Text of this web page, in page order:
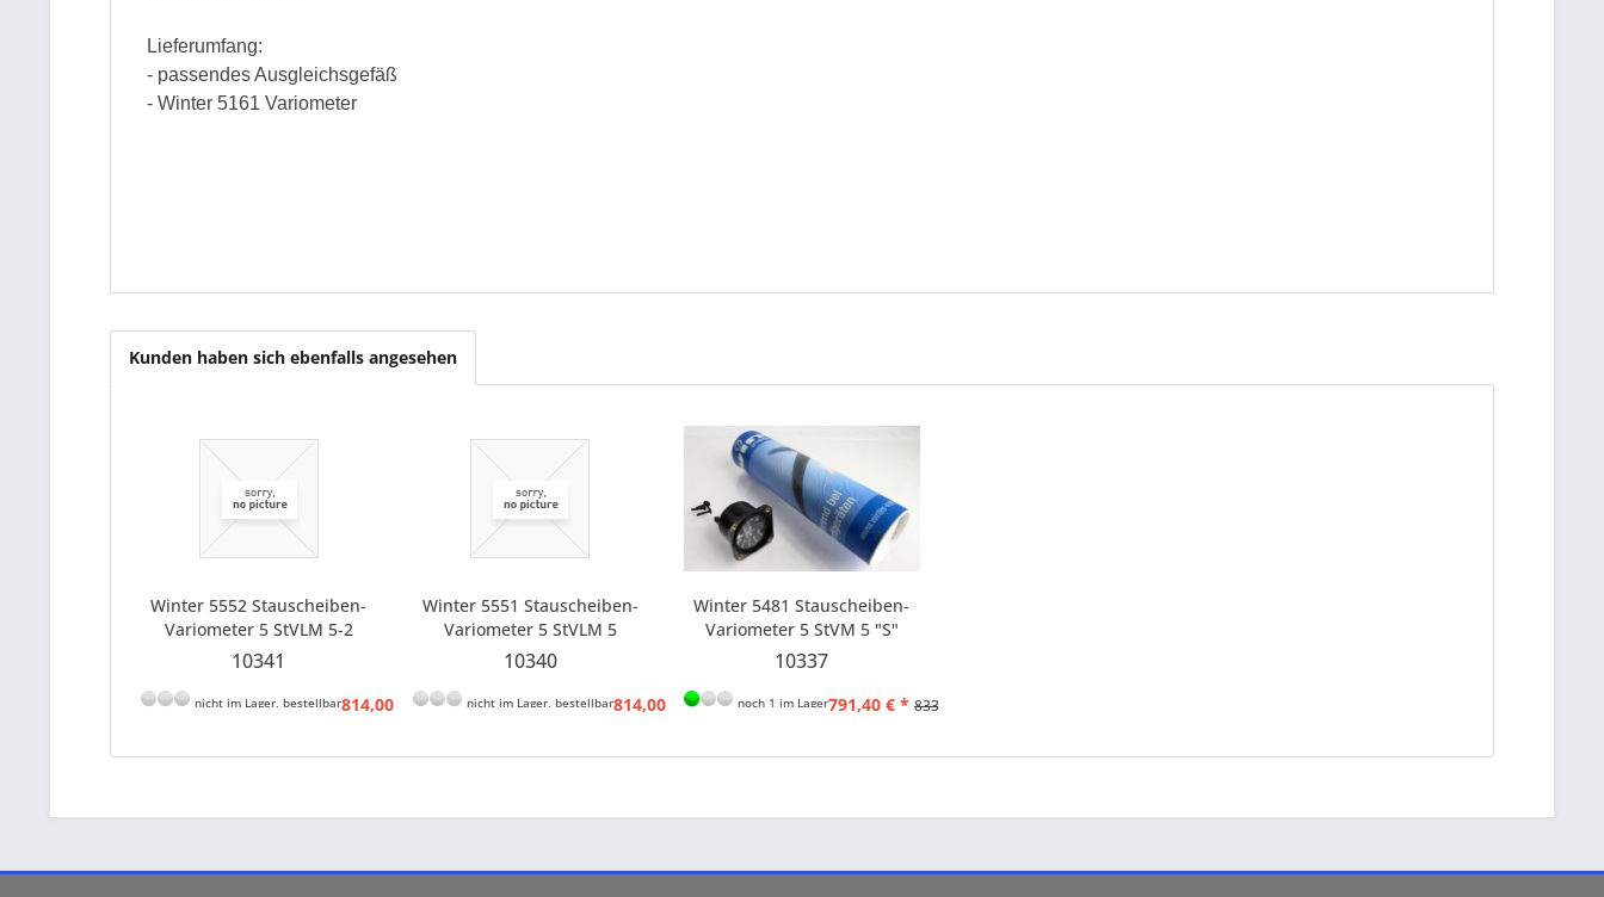
Lieferumfang:
- passendes Ausgleichsgefäß
- Winter 5161 Variometer
Kunden haben sich ebenfalls angesehen
Winter 5552 Stauscheiben-
Variometer 5 StVLM 5-2
10341
nicht im Lager, bestellbar814,00 € * 856,80 € *
Winter 5551 Stauscheiben-
Variometer 5 StVLM 5
10340
nicht im Lager, bestellbar814,00 € * 856,80 € *
Winter 5481 Stauscheiben-
Variometer 5 StVM 5 "S"
10337
noch 1 im Lager791,40 € * 833,00 € *